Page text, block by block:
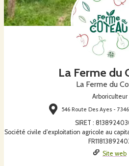
La Ferme du
La Ferme du
Arboriculteur
546 Route Des Ayes -
SIRET :
Société civile d'exploitation agricole au
Site web